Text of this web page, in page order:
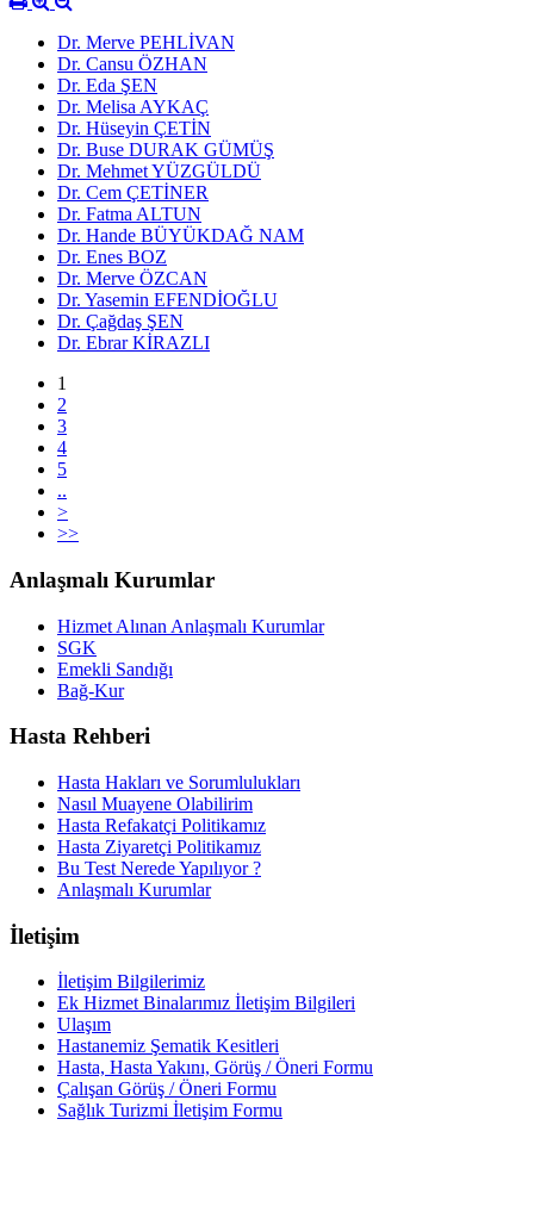
Dr. Merve PEHLİVAN
Dr. Cansu ÖZHAN
Dr. Eda ŞEN
Dr. Melisa AYKAÇ
Dr. Hüseyin ÇETİN
Dr. Buse DURAK GÜMÜŞ
Dr. Mehmet YÜZGÜLDÜ
Dr. Cem ÇETİNER
Dr. Fatma ALTUN
Dr. Hande BÜYÜKDAĞ NAM
Dr. Enes BOZ
Dr. Merve ÖZCAN
Dr. Yasemin EFENDİOĞLU
Dr. Çağdaş ŞEN
Dr. Ebrar KİRAZLI
1
2
3
4
5
..
>
>>
Anlaşmalı Kurumlar
Hizmet Alınan Anlaşmalı Kurumlar
SGK
Emekli Sandığı
Bağ-Kur
Hasta Rehberi
Hasta Hakları ve Sorumlulukları
Nasıl Muayene Olabilirim
Hasta Refakatçi Politikamız
Hasta Ziyaretçi Politikamız
Bu Test Nerede Yapılıyor ?
Anlaşmalı Kurumlar
İletişim
İletişim Bilgilerimiz
Ek Hizmet Binalarımız İletişim Bilgileri
Ulaşım
Hastanemiz Şematik Kesitleri
Hasta, Hasta Yakını, Görüş / Öneri Formu
Çalışan Görüş / Öneri Formu
Sağlık Turizmi İletişim Formu